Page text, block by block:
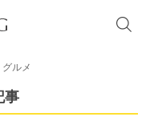
グルメ
事